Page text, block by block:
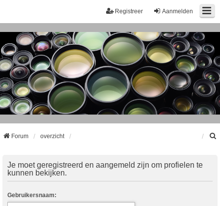
Aanmelden
Registreer
Forum overzicht
Je moet geregistreerd en aangemeld zijn om profielen te
kunnen bekijken.
Gebruikersnaam: